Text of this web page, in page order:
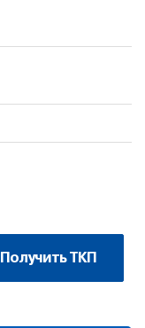
Получить ТКП